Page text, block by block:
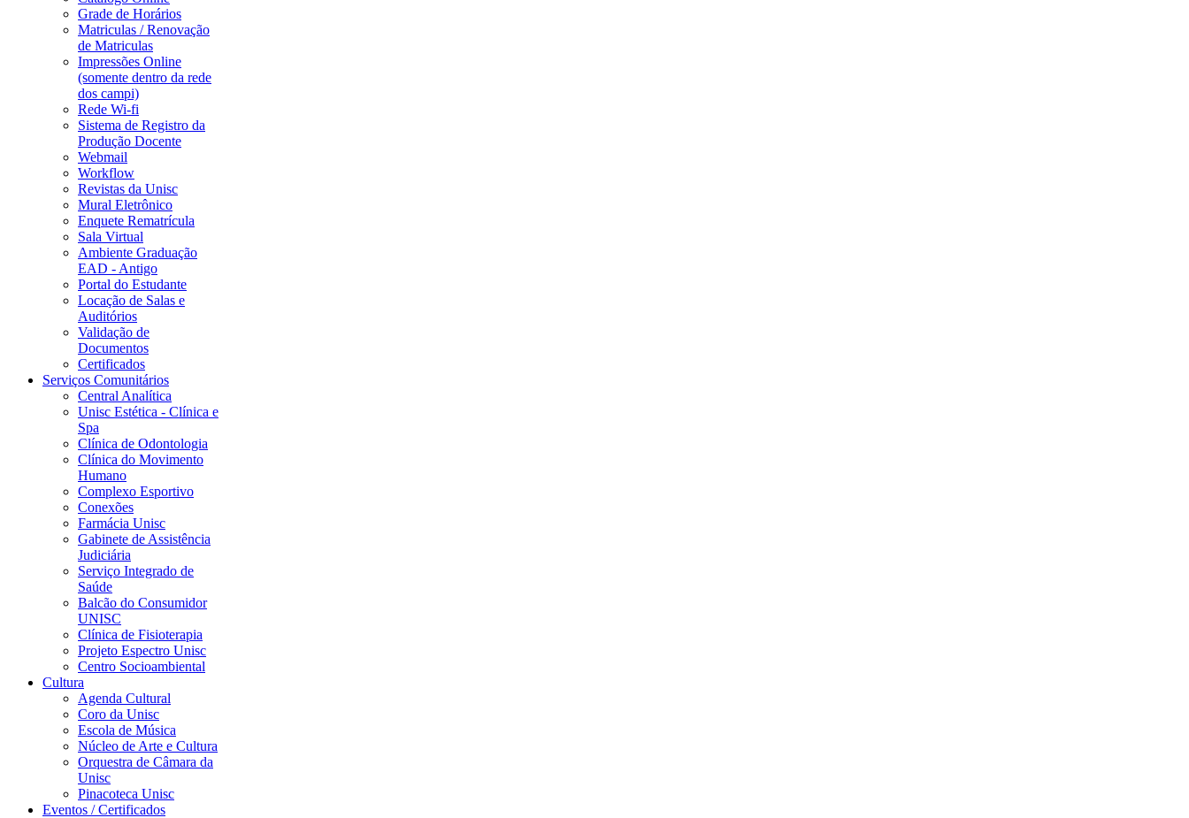
Grade de Horários
Matriculas / Renovação
de Matriculas
Impressões Online
(somente dentro da rede
dos campi)
Rede Wi-fi
Sistema de Registro da
Produção Docente
Webmail
Workflow
Revistas da Unisc
Mural Eletrônico
Enquete Rematrícula
Sala Virtual
Ambiente Graduação
EAD - Antigo
Portal do Estudante
Locação de Salas e
Auditórios
Validação de
Documentos
Certificados
Serviços Comunitários
Central Analítica
Unisc Estética - Clínica e
Spa
Clínica de Odontologia
Clínica do Movimento
Humano
Complexo Esportivo
Conexões
Farmácia Unisc
Gabinete de Assistência
Judiciária
Serviço Integrado de
Saúde
Balcão do Consumidor
UNISC
Clínica de Fisioterapia
Projeto Espectro Unisc
Centro Socioambiental
Cultura
Agenda Cultural
Coro da Unisc
Escola de Música
Núcleo de Arte e Cultura
Orquestra de Câmara da
Unisc
Pinacoteca Unisc
Eventos / Certificados